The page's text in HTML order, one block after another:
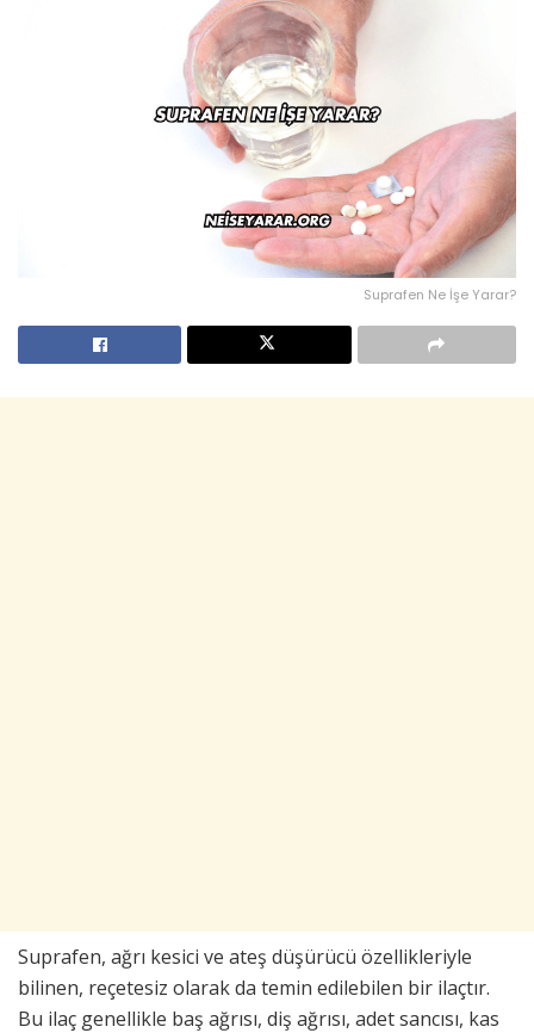
Suprafen Ne İşe Yarar?
Suprafen, ağrı kesici ve ateş düşürücü özellikleriyle
bilinen, reçetesiz olarak da temin edilebilen bir ilaçtır.
Bu ilaç genellikle baş ağrısı, diş ağrısı, adet sancısı, kas